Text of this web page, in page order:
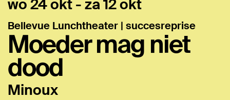
Moeder mag niet
dood
Minoux
Bellevue Lunchtheater | succesreprise
wo 24 okt-za 12 okt